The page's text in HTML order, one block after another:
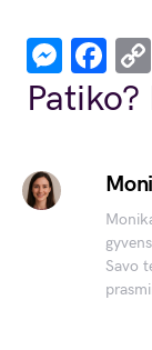
Savo